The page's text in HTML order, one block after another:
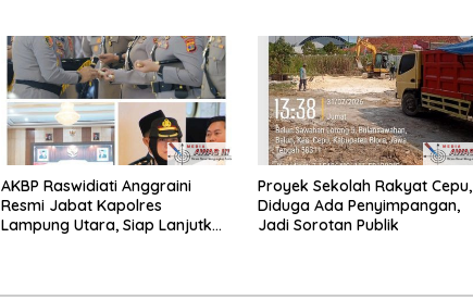
AKBP Raswidiati Anggraini
Resmi Jabat Kapolres
Lampung Utara, Siap Lanjutkan
Proyek Sekolah Rakyat Cepu,
Diduga Ada Penyimpangan,
Jadi Sorotan Publik